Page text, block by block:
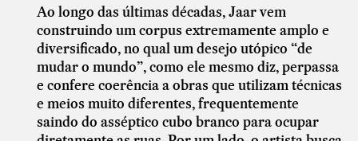
Ao longo das últimas décadas, Jaar vem
construindo um corpus extremamente amplo e
diversificado, no qual um desejo utópico “de
mudar o mundo”, como ele mesmo diz, perpassa
e confere coerência a obras que utilizam técnicas
e meios muito diferentes, frequentemente
saindo do asséptico cubo branco para ocupar